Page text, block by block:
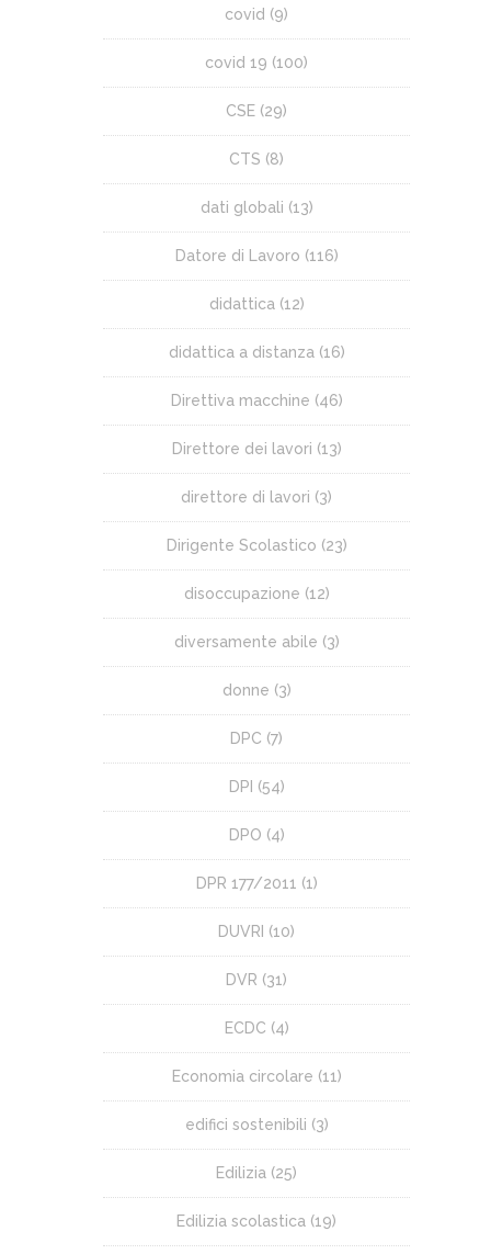
covid (9)
covid 19 (100)
CSE (29)
CTS (8)
dati globali (13)
Datore di Lavoro (116)
didattica(12)
didattica a distanza(16)
Direttiva macchine (46)
Direttore dei lavori (13)
direttore di lavori (3)
Dirigente Scolastico (23)
disoccupazione (12)
diversamente abile (3)
donne (3)
DPC (7)
DPI (54)
DPO (4)
DPR 177/2011 (1)
DUVRI (10)
DVR (31)
ECDC (4)
Economia circolare (11)
edifici sostenibili (3)
Edilizia (25)
Edilizia scolastica (19)